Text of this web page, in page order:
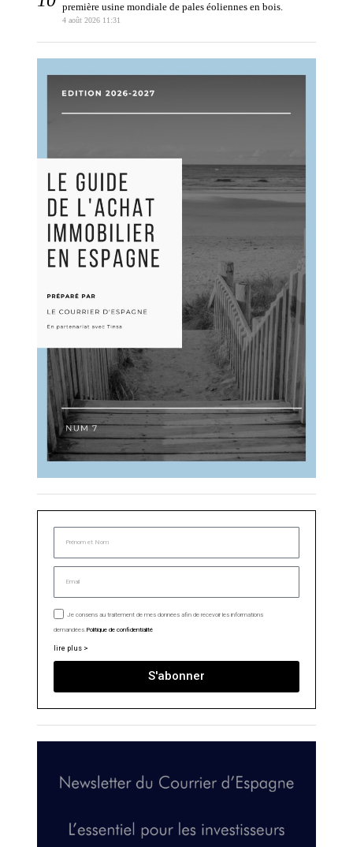
première usine mondiale de pales éoliennes en bois.
4 août 2026 11:31
Je consens au traitement de mes données afin de recevoir les informations
demandées.Politique de confidentialité
lire plus >
S'abonner